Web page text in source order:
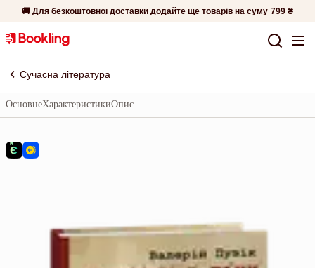
🚚 Для безкоштовної доставки додайте ще товарів на суму 799 ₴
Сучасна література
ОсновнеХарактеристикиОпис